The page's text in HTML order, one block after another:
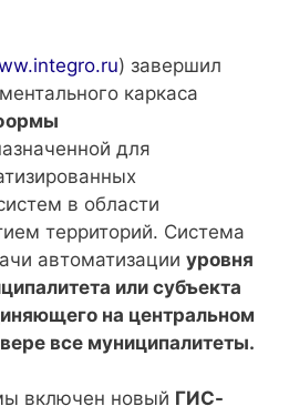
) завершил
каркаса
для
в области
территорий. Система
автоматизации уровня
или субъекта
на центральном
все муниципалитеты.
включен новый ГИС-